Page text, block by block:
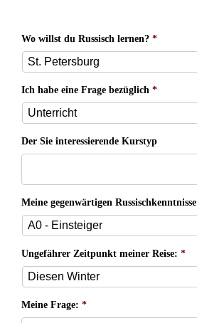
Wo willst du Russisch lernen? *
Ich habe eine Frage bezüglich *
Der Sie interessierende Kurstyp
Meine gegenwärtigen Russischkenntnisse
Ungefährer Zeitpunkt meiner Reise: *
Meine Frage: *